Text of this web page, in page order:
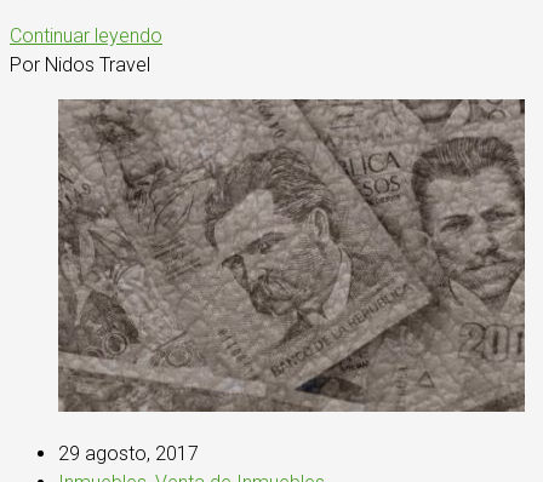
Continuar leyendo
Por Nidos Travel
29 agosto, 2017